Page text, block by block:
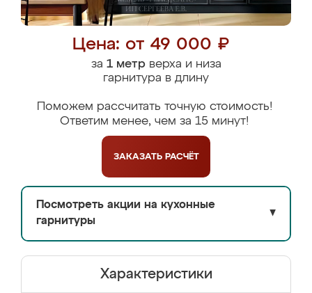
Цена: от 49 000 ₽
за 1 метрверха и низа
гарнитура в длину
Поможем рассчитать точную стоимость!
Ответим менее, чем за 15 минут!
ЗАКАЗАТЬ РАСЧЁТ
Посмотреть акции на кухонные
гарнитуры
▼
Характеристики